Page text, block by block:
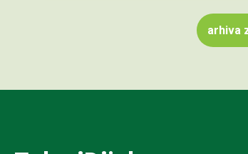
arhiva